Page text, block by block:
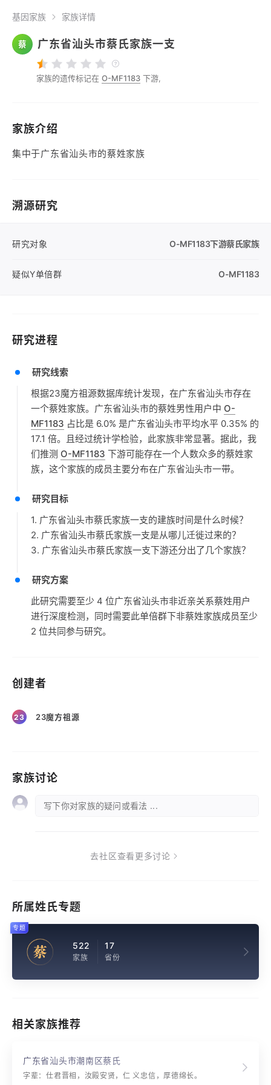
基因家族 家族详情
蔡 广东省汕头市蔡氏家族一支
家族的遗传标记在 O-MF1183 下游,
家族介绍
集中于广东省汕头市的蔡姓家族
溯源研究
研究对象 O-MF1183下游蔡氏家族
疑似Y单倍群 O-MF1183
研究进程
研究线索
根据23魔方祖源数据库统计发现，在广东省汕头市存在
一个蔡姓家族。广东省汕头市的蔡姓男性用户中 O-
MF1183 占比是 6.0% 是广东省汕头市平均水平 0.35% 的
17.1 倍。且经过统计学检验，此家族非常显著。据此，我
们推测 O-MF1183 下游可能存在一个人数众多的蔡姓家
族，这个家族的成员主要分布在广东省汕头市一带。
研究目标
1. 广东省汕头市蔡氏家族一支的建族时间是什么时候？
2. 广东省汕头市蔡氏家族一支是从哪儿迁徙过来的？
3. 广东省汕头市蔡氏家族一支下游还分出了几个家族？
研究方案
此研究需要至少 4 位广东省汕头市非近亲关系蔡姓用户
进行深度检测，同时需要此单倍群下非蔡姓家族成员至少
2 位共同参与研究。
创建者
23 23魔方祖源
家族讨论
写下你对家族的疑问或看法 ...
去社区查看更多讨论
所属姓氏专题
蔡 522
家族
17
省份
专题
相关家族推荐
广东省汕头市潮南区蔡氏
字辈：仕君晋相，汝殿安贤，仁 义忠信，厚德绵长。